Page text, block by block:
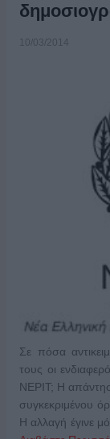
10/03/2014
Σε πόσα
τους οι
ΝΕΡΙΤ; Η
συγκεκριμένου
Η αλλαγή έγινε